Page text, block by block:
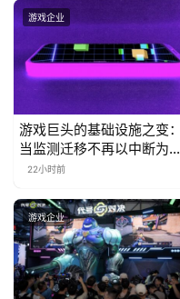
7
3
0
日
游
茶
游戏企业
游戏巨头的基础设施之变：
当监测迁移不再以中断为代
价22小时前
游戏企业